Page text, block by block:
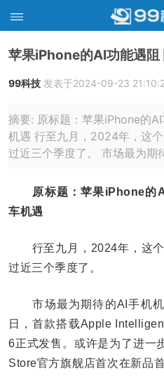
苹果iPhone的AI功能遇阻
99科技 发表于2024-09-23
摘要: 原标题：苹果iPhone的
机遇 行至九月，2024年，这
过近三个季度了。 市场最为期
原标题：苹果iPhone的AI
车机遇
行至九月，2024年，这个
过近三个季度了。
市场最为期待的AI手机机
日，首款搭载Apple
6正式发售。或许是为了进一
Store官方旗舰店首次在新品